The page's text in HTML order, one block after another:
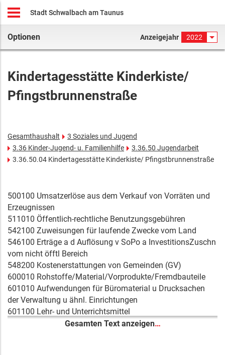
Stadt Schwalbach am Taunus
Optionen Anzeigejahr 2022
Kindertagesstätte Kinderkiste/
Pfingstbrunnenstraße
Gesamthaushalt
3 Soziales und Jugend
3.36 Kinder-Jugend- u. Familienhilfe
3.36.50 Jugendarbeit
3.36.50.04 Kindertagesstätte Kinderkiste/ Pfingstbrunnenstraße
Gesamten Text anzeigen…
500100 Umsatzerlöse aus dem Verkauf von Vorräten und
Erzeugnissen
511010 Öffentlich-rechtliche Benutzungsgebühren
542100 Zuweisungen für laufende Zwecke vom Land
546100 Erträge a d Auflösung v SoPo a InvestitionsZuschn
vom nicht öfftl Bereich
548200 Kostenerstattungen von Gemeinden (GV)
600010 Rohstoffe/Material/Vorprodukte/Fremdbauteile
601010 Aufwendungen für Büromaterial u Drucksachen
der Verwaltung u ähnl. Einrichtungen
601100 Lehr- und Unterrichtsmittel
602010 Hilfsstoffe